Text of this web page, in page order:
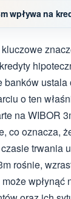
wpływa na
ustala
o ten
na WIBOR
co oznacza,
trwania
rośnie,
wpłynąć